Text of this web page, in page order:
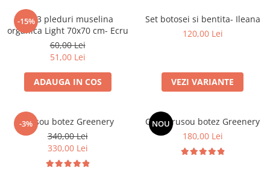
-15%
Set 3 pleduri muselina
organica Light 70x70 cm- Ecru
60,00 Lei
51,00 Lei
ADAUGA IN COS
Set botosei si bentita- Ileana
120,00 Lei
VEZI VARIANTE
-3%
Trusou botez Greenery
340,00 Lei
330,00 Lei
NOU
Cutie trusou botez Greenery
180,00 Lei